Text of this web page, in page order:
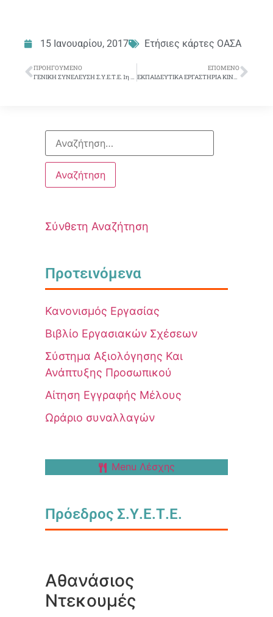
15 Ιανουαρίου, 2017 Ετήσιες κάρτες ΟΑΣΑ
ΠΡΟΗΓΟΎΜΕΝΟ
ΓΕΝΙΚΗ ΣΥΝΕΛΕΥΣΗ Σ.Υ.Ε.Τ.Ε. 1η Απριλίου 2017
ΕΠΌΜΕΝΟ
ΕΚΠΑΙΔΕΥΤΙΚΑ ΕΡΓΑΣΤΗΡΙΑ ΚΙΝΟΥΜΕΝΩΝ ΣΧΕΔΙΩΝ ΓΙΑ ΠΑΙΔΙΑ ΣΥΝΑΔΕΛΦΩΝ
Σύνθετη Αναζήτηση
Προτεινόμενα
Κανονισμός Εργασίας
Βιβλίο Εργασιακών Σχέσεων
Σύστημα Αξιολόγησης Και
Ανάπτυξης Προσωπικού
Αίτηση Εγγραφής Μέλους
Ωράριο συναλλαγών
Menu Λέσχης
Πρόεδρος Σ.Υ.Ε.Τ.Ε.
Αθανάσιος
Ντεκουμές